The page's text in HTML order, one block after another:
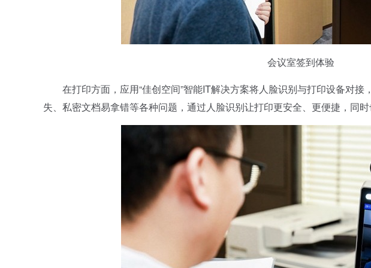
会议室签到体验
在打印方面，应用“佳创空间”智能IT解决方案将人脸识别与打印设备对接
失、私密文档易拿错等各种问题，通过人脸识别让打印更安全、更便捷，同时